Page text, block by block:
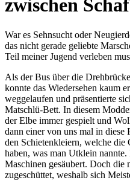
zwischen
War es Sehnsucht oder
das nicht gerade geliebte
Teil meiner Jugend verleben
Als der Bus über die
konnte das Wiedersehen kaum
weggelaufen und präsentierte
Matschlü-Bett. In diesem
der Elbe immer gespielt und
dann einer von uns mal in diese
den Schietenkleiern, welche die
haben, was man Utklein
Maschinen gesäubert. Doch die
zugeschüttet, weshalb sich